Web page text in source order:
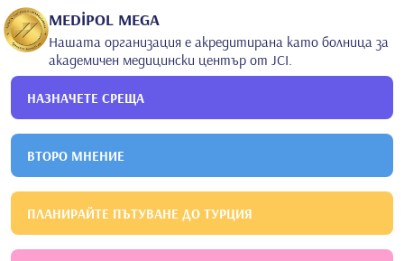
ЧЕРНО МОРЕ ТЕХНИЧЕСКИ УНИВЕРСИТЕТ
И АКУШЕРСТВО
MEDİPOL MEGA
Нашата организация е акредитирана като болница за
академичен медицински център от JCI.
НАЗНАЧЕТЕ СРЕЩА
ВТОРО МНЕНИЕ
ПЛАНИРАЙТЕ ПЪТУВАНЕ ДО ТУРЦИЯ